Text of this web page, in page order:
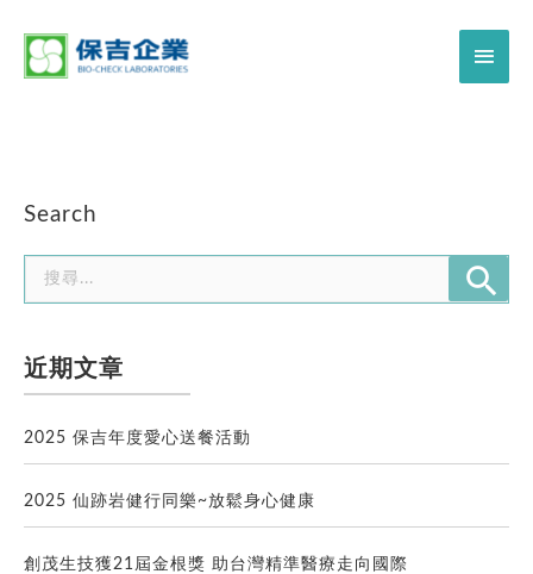
Search
近期文章
2025 保吉年度愛心送餐活動
2025 仙跡岩健行同樂~放鬆身心健康
創茂生技獲21屆金根獎 助台灣精準醫療走向國際